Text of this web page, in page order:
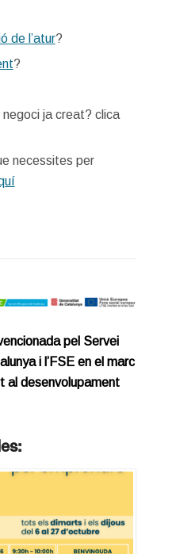
de l’atur?
?
ja creat? clica
necessites per
pel Servei
i l’FSE en el marc
al desenvolupament